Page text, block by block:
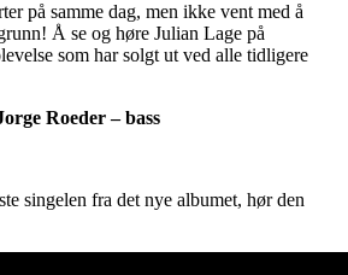
på samme dag, men ikke vent med å
Å se og høre Julian Lage på
som har solgt ut ved alle tidligere
Roeder – bass
singelen fra det nye albumet, hør den